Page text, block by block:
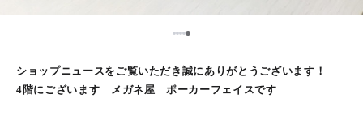
1234
ショップニュースをご覧いただき誠にありがとうございます！
4階にございます メガネ屋 ポーカーフェイスです